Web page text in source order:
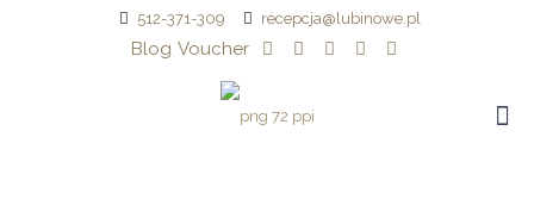
512-371-309 recepcja@lubinowe.pl
Blog Voucher